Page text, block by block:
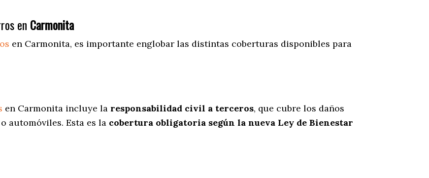
en Carmonita
en Carmonita, es importante englobar las distintas coberturas disponibles para
en Carmonita incluye la responsabilidad civil a terceros, que cubre los daños
automóviles. Esta es la cobertura obligatoria según la nueva Ley de Bienestar